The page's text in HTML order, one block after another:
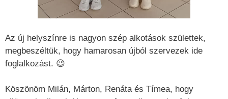
Az új helyszínre is nagyon szép alkotások születtek,
megbeszéltük, hogy hamarosan újból szervezek ide
foglalkozást. 😉
Köszönöm Milán, Márton, Renáta és Tímea, hogy